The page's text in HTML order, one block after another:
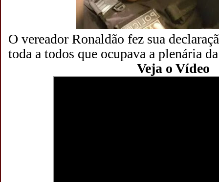
O vereador Ronaldão fez sua
toda a todos que ocupava a plenária
Veja o Vídeo